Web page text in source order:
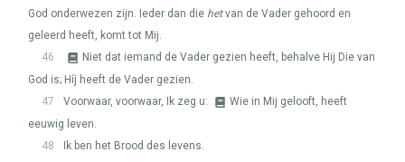
God onderwezen zijn. Ieder dan die hetvan de Vader gehoord en
geleerd heeft, komt tot Mij.
46
Niet dat iemand de Vader gezien heeft, behalve Hij Die van
God is; Híj heeft de Vader gezien.
47
Voorwaar, voorwaar, Ik zeg u:
Wie in Mij gelooft, heeft
eeuwig leven.
48
Ik ben het Brood des levens.